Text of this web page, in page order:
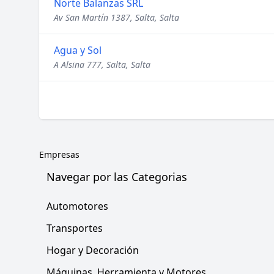
Norte Balanzas SRL
Av San Martín 1387, Salta, Salta
Agua y Sol
A Alsina 777, Salta, Salta
Empresas
Navegar por las Categorias
Automotores
Transportes
Hogar y Decoración